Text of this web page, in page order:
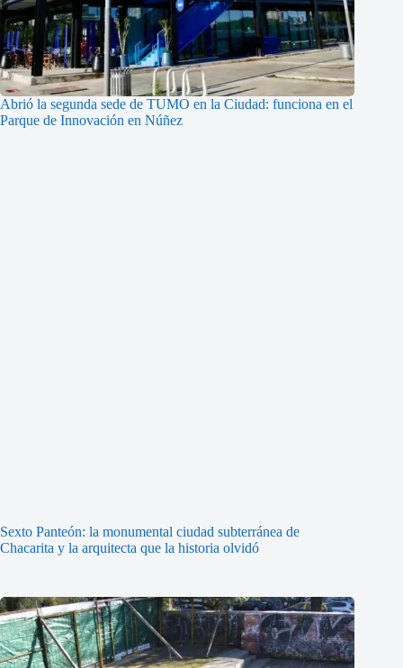
Abrió la segunda sede de TUMO en la Ciudad: funciona en el
Parque de Innovación en Núñez
Sexto Panteón: la monumental ciudad subterránea de
Chacarita y la arquitecta que la historia olvidó